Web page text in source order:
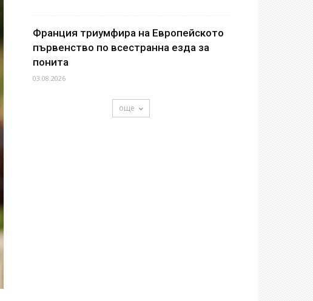
Франция триумфира на Европейското
първенство по всестранна езда за
понита
03.08.2026
още